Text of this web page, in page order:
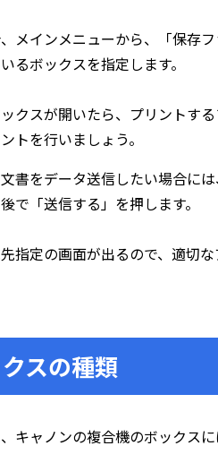
メインメニューから、「保存
るボックスを指定します。
クスが開いたら、プリントす
トを行いましょう。
書をデータ送信したい場合に
で「送信する」を押します。
指定の画面が出るので、適切な
スの種類
キャノンの複合機のボックス